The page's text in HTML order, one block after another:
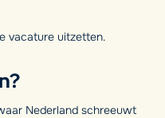
vacature uitzetten.
Nederland schreeuwt